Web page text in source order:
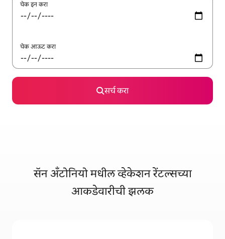
चेक इन करा
चेक आऊट करा
सर्च करा
सॅन अँटोनियो मधील व्हेकेशन रेंटल्सच्या
आकडेवारीची झलक